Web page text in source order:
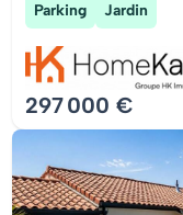
Parking Jardin
297 000 €